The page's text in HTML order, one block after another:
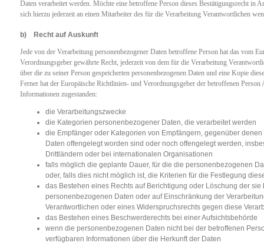
Daten verarbeitet werden. Möchte eine betroffene Person dieses Bestätigungsrecht in
sich hierzu jederzeit an einen Mitarbeiter des für die Verarbeitung Verantwortlichen
b) Recht auf Auskunft
Jede von der Verarbeitung personenbezogener Daten betroffene Person hat das vom
Verordnungsgeber gewährte Recht, jederzeit von dem für die Verarbeitung
über die zu seiner Person gespeicherten personenbezogenen Daten und eine Kopie
Ferner hat der Europäische Richtlinien- und Verordnungsgeber der betroffenen
Informationen zugestanden:
die Verarbeitungszwecke
die Kategorien personenbezogener Daten, die verarbeitet werden
die Empfänger oder Kategorien von Empfängern, gegenüber
Daten offengelegt worden sind oder noch offengelegt werden,
Drittländern oder bei internationalen Organisationen
falls möglich die geplante Dauer, für die die personenbezogenen
oder, falls dies nicht möglich ist, die Kriterien für die Festlegung
das Bestehen eines Rechts auf Berichtigung oder Löschung der sie
personenbezogenen Daten oder auf Einschränkung der
Verantwortlichen oder eines Widerspruchsrechts gegen diese
das Bestehen eines Beschwerderechts bei einer Aufsichtsbehörde
wenn die personenbezogenen Daten nicht bei der betroffenen
verfügbaren Informationen über die Herkunft der Daten